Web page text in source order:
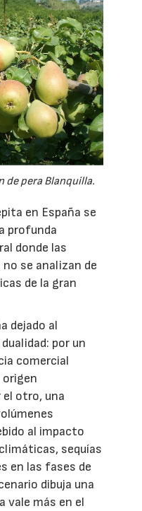
de pera Blanquilla.
en España se
profunda
donde las
se analizan de
de la gran
dejado al
por un
comercial
origen
otro, una
al impacto
sequías
en las fases de
dibuja una
vale más en el